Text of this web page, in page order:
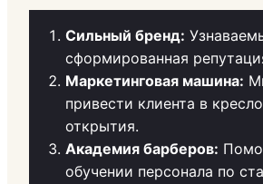
Сильный бренд:
сформированная
Маркетинговая машина:
привести клиента в
открытия.
Академия барберов:
обучении персонала по